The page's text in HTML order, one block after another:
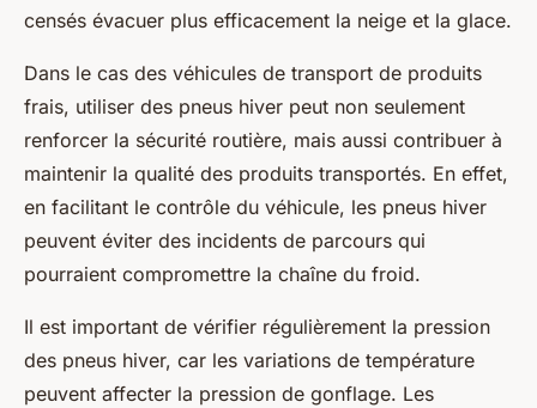
censés évacuer plus efficacement la neige et la glace.
Dans le cas des véhicules de transport de produits
frais, utiliser des pneus hiver peut non seulement
renforcer la sécurité routière, mais aussi contribuer à
maintenir la qualité des produits transportés. En effet,
en facilitant le contrôle du véhicule, les pneus hiver
peuvent éviter des incidents de parcours qui
pourraient compromettre la chaîne du froid.
Il est important de vérifier régulièrement la pression
des pneus hiver, car les variations de température
peuvent affecter la pression de gonflage. Les